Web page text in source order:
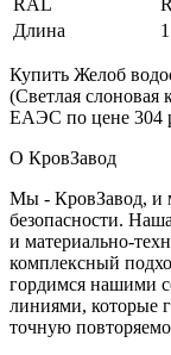
Длина
Купить Желоб
(Светлая слоновая
ЕАЭС по цене 304
О КровЗавод
Мы - КровЗавод, и
безопасности.
и материально-
комплексный
гордимся нашими
линиями, которые
точную